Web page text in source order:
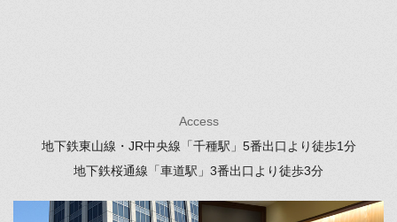
Access
地下鉄東山線・JR中央線「千種駅」 5番出口より徒歩1分
地下鉄桜通線「車道駅」 3番出口より徒歩3分